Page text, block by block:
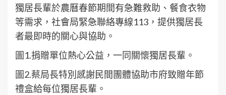
獨居長輩於農曆春節期間有急難救助、餐食衣物
等需求，社會局緊急聯絡專線113，提供獨居長
者最即時的關心與協助。
圖1.捐贈單位熱心公益，一同關懷獨居長輩。
圖2.蔡局長特別感謝民間團體協助市府致贈年節
禮盒給每位獨居長輩。